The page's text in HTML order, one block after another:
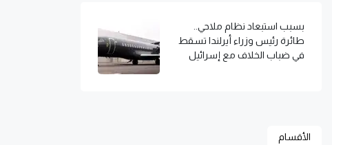
بسبب استبعاد نظام ملاحي..
طائرة رئيس وزراء أيرلندا تسقط
في ضباب الخلاف مع إسرائيل
الأقسام